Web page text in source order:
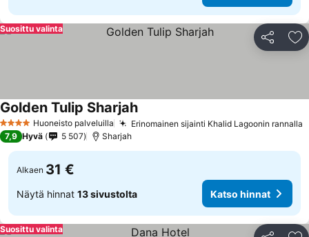
Jaa
Suosittu valinta
4 TähtiluokitusHuoneisto palveluilla Erinomainen sijainti Khalid Lagoonin rannalla
Golden Tulip Sharjah
7,9 Hyvä 5 507 Sharjah
Alkaen 31 €
Näytä hinnat 13 sivustolta Katso hinnat
Suosittu valinta